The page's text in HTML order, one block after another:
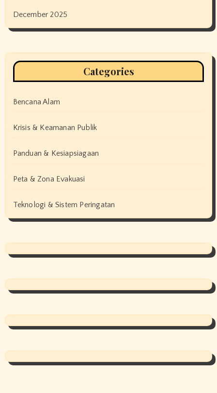
December 2025
Categories
Bencana Alam
Krisis & Keamanan Publik
Panduan & Kesiapsiagaan
Peta & Zona Evakuasi
Teknologi & Sistem Peringatan